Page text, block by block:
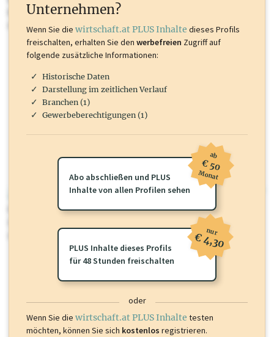
Marken, Patente, Rechtstatsachen, OTS-Aussendungen, und viele
mehr.
wirtschaft.at PLUS
Für dieses Profil gibt es zusätzlichewirtschaft.at PLUS Inhalte
Sie momentan nicht einsehen können. Schalten Sie dieses Profil frei
oder loggen Sie sich ein um diese Inhalte zu sehen.
Unternehmen?
Wenn Sie die wirtschaft.at PLUS Inhalte dieses Profils
freischalten, erhalten Sie den werbefreien Zugriff auf
folgende zusätzliche Informationen:
Historische Daten
Darstellung im zeitlichen Verlauf
Branchen (1)
Gewerbeberechtigungen (1)
Abo abschließen und PLUS
Inhalte von allen Profilen sehen
ab
€ 50
Monat
PLUS Inhalte dieses Profils
für 48 Stunden freischalten
nur
€ 4,30
oder
Wenn Sie die wirtschaft.at PLUS Inhalte testen
möchten, können Sie sich kostenlos registrieren.